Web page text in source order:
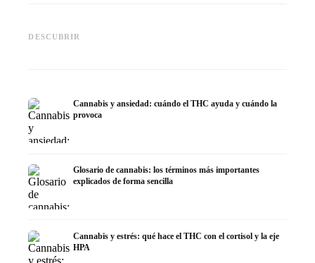
DESCUBRIR
la investigación
Cannabis y ansiedad: cuándo el THC ayuda y cuándo la
provoca
Glosario de cannabis: los términos más importantes
explicados de forma sencilla
Cannabis y estrés: qué hace el THC con el cortisol y la eje
HPA